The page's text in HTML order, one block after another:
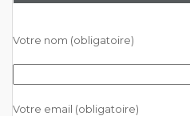
Votre nom (obligatoire)
Votre email (obligatoire)